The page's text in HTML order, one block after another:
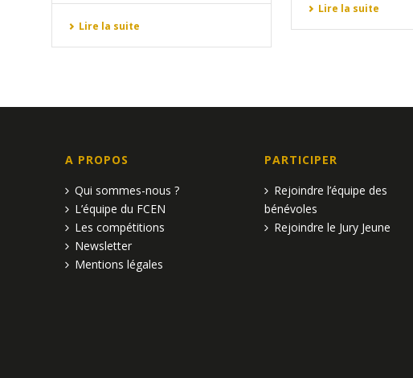
Lire la suite
Lire la suite
A PROPOS
Qui sommes-nous ?
L’équipe du FCEN
Les compétitions
Newsletter
Mentions légales
PARTICIPER
Rejoindre l’équipe des
bénévoles
Rejoindre le Jury Jeune